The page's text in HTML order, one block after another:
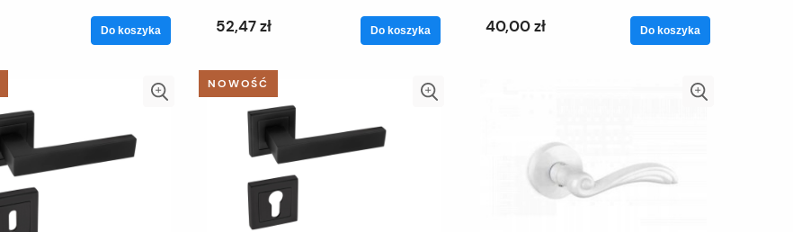
Do koszyka 52,47 zł Do koszyka 40,00 zł Do koszyka
NOWOŚĆ